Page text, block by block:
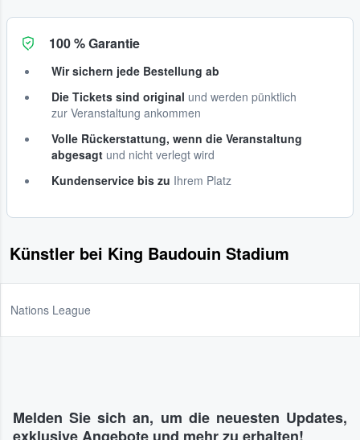
100 % Garantie
Wir sichern jede Bestellung ab
Die Tickets sind original und werden pünktlich
zur Veranstaltung ankommen
Volle Rückerstattung, wenn die Veranstaltung
abgesagt und nicht verlegt wird
Kundenservice bis zu Ihrem Platz
Künstler bei King Baudouin Stadium
Nations League
Melden Sie sich an, um die neuesten Updates,